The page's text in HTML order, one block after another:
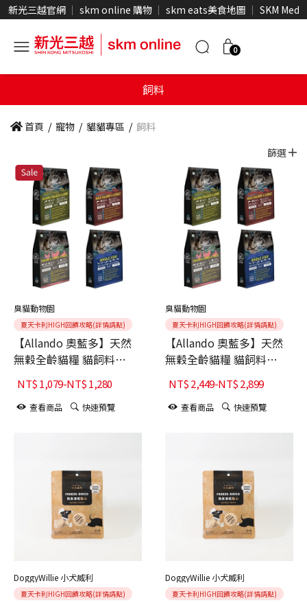
新光三越官網 skm online 購物 skm eats美食地圖 SKM Media
0
飼料
首頁 / 寵物 / 貓貓專區 / 飼料
篩選
臭貓動物園
夏天卡利HIGH回饋攻略(詳情請點)
【Allando 奧藍多】天然
無穀全齡貓糧 貓飼料
2.27kg (野生鮭魚+火雞肉/
阿拉斯加鱈魚+羊肉/全魚
宴/雞肉+火雞+鴨肉)
NT$1,079-NT$1,280
查看商品 快速預覽
臭貓動物園
夏天卡利HIGH回饋攻略(詳情請點)
【Allando 奧藍多】天然
無穀全齡貓糧 貓飼料
6.8kg (野生鮭魚+火雞肉/
阿拉斯加鱈魚+羊肉/全魚
宴/雞肉+火雞+鴨肉)
NT$2,449-NT$2,899
查看商品 快速預覽
DoggyWillie 小犬威利
夏天卡利HIGH回饋攻略(詳情請點)
DoggyWillie 小犬威利
夏天卡利HIGH回饋攻略(詳情請點)